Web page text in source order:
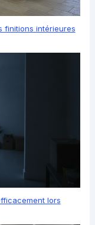
finitions intérieures
lors